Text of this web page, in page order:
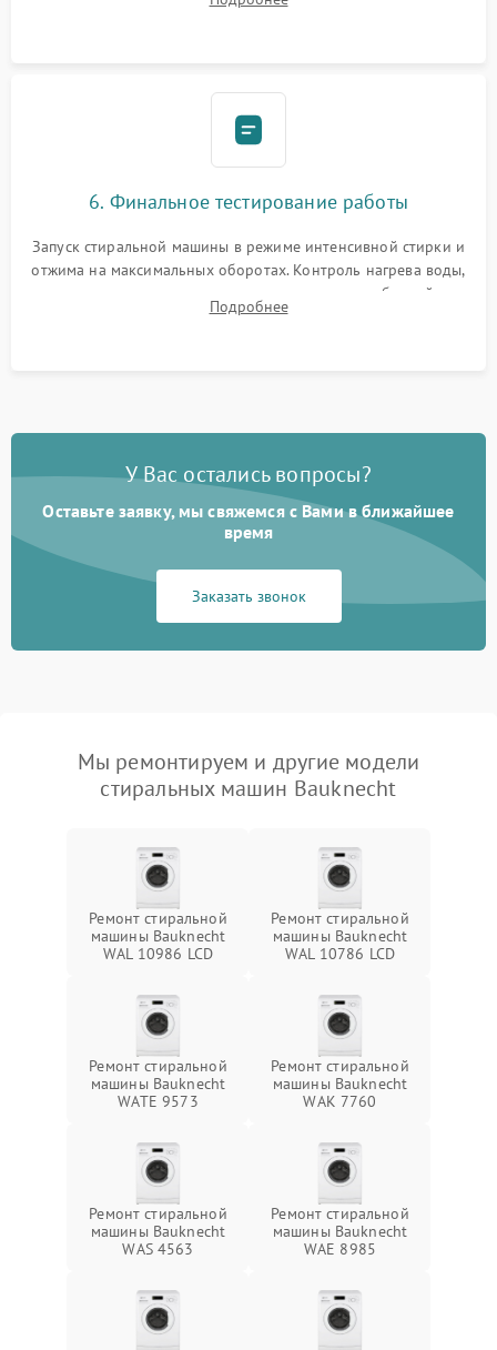
герметиком для предотвращения возможных протечек воды.
6. Финальное тестирование работы
Запуск стиральной машины в режиме интенсивной стирки и
отжима на максимальных оборотах. Контроль нагрева воды,
корректности слива, отсутствия излишних вибраций,
посторонних стуков и протечек под корпусом.
Подробнее
У Вас остались вопросы?
Оставьте заявку, мы свяжемся с Вами в ближайшее
время
Заказать звонок
Мы ремонтируем и другие модели
стиральных машин Bauknecht
Ремонт стиральной
машины Bauknecht
WAL 10986 LCD
Ремонт стиральной
машины Bauknecht
WAL 10786 LCD
Ремонт стиральной
машины Bauknecht
WATE 9573
Ремонт стиральной
машины Bauknecht
WAK 7760
Ремонт стиральной
машины Bauknecht
WAS 4563
Ремонт стиральной
машины Bauknecht
WAE 8985